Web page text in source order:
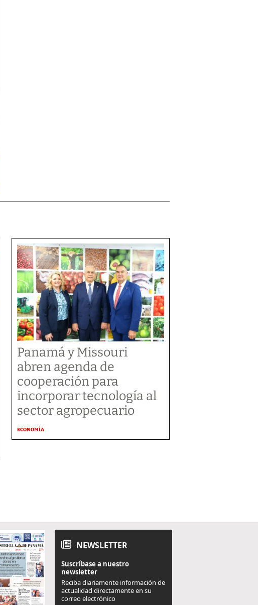
Panamá y Missouri
abren agenda de
cooperación para
incorporar tecnología al
sector agropecuario
ECONOMÍA
NEWSLETTER
Suscríbase a nuestro
newsletter
Reciba diariamente información de
actualidad directamente en su
correo electrónico